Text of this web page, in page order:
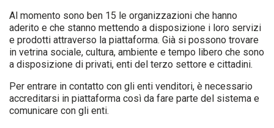
Al momento sono ben 15 le organizzazioni che hanno
aderito e che stanno mettendo a disposizione i loro servizi
e prodotti attraverso la piattaforma. Già si possono trovare
in vetrina sociale, cultura, ambiente e tempo libero che sono
a disposizione di privati, enti del terzo settore e cittadini.
Per entrare in contatto con gli enti venditori, è necessario
accreditarsi in piattaforma così da fare parte del sistema e
comunicare con gli enti.